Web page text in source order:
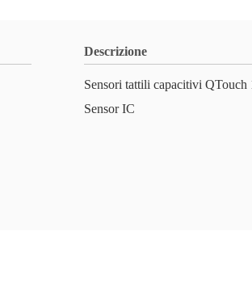
Descrizione
Sensori tattili capacitivi QTouch
Sensor IC